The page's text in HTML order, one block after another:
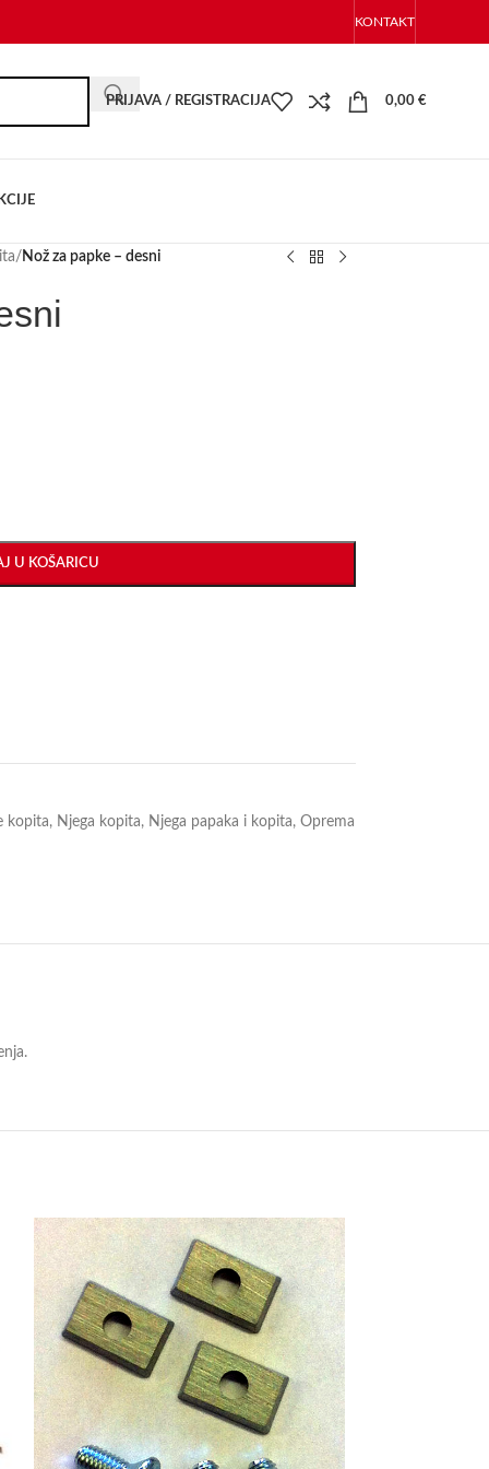
KONTAKT
PRIJAVA / REGISTRACIJA 0,00 €
/ Nož za papke – desni
U KOŠARICU
kopita, Njega kopita, Njega papaka i kopita, Oprema